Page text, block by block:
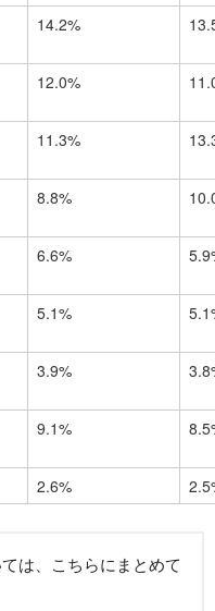
14.2%
12.0%
11.3%
8.8%
6.6%
5.1%
3.9%
9.1%
2.6%
は、こちらにまとめて